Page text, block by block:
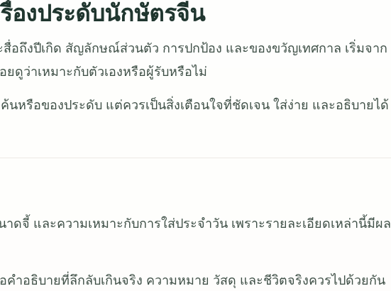
องประดับนักษัตรจีน
สื่อถึงปีเกิด สัญลักษณ์ส่วนตัว การปกป้อง และของขวัญเทศกาล เริ่มจาก
ดูว่าเหมาะกับตัวเองหรือผู้รับหรือไม่
หรือของประดับ แต่ควรเป็นสิ่งเตือนใจที่ชัดเจน ใส่ง่าย และอธิบายได้
ดจี้ และความเหมาะกับการใส่ประจำวัน เพราะรายละเอียดเหล่านี้มีผล
คำอธิบายที่ลึกลับเกินจริง ความหมาย วัสดุ และชีวิตจริงควรไปด้วยกัน